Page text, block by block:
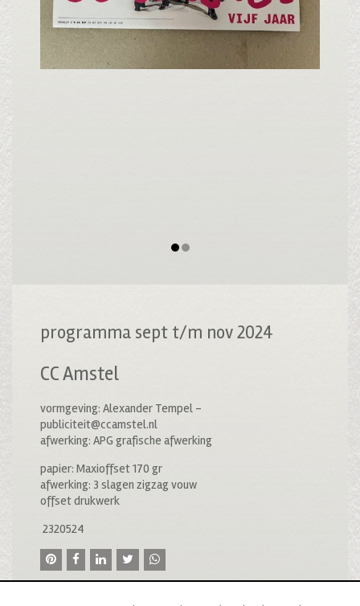
programma sept t/m nov 2024
CC Amstel
vormgeving: Alexander Tempel –
publiciteit@ccamstel.nl
afwerking: APG grafische afwerking
papier: Maxioffset 170 gr
afwerking: 3 slagen zigzag vouw
offset drukwerk
2320524